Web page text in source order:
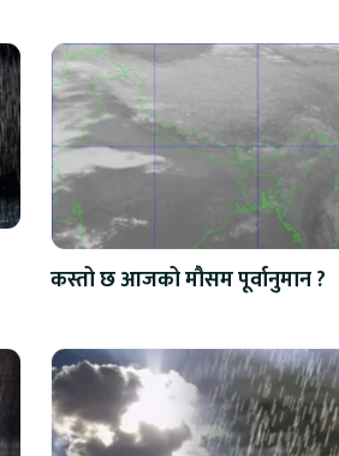
कस्तो छ आजको मौसम पूर्वानुमान ?